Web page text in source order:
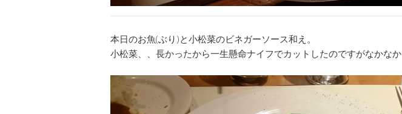
本日のお魚(ぶり)と小松菜のビネガーソース和え。
小松菜、、長かったから一生懸命ナイフでカットしたのですがなかなか